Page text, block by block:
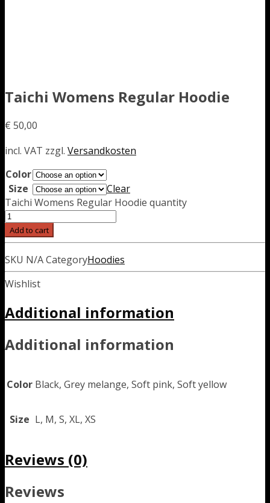
Taichi Womens Regular Hoodie
€ 50,00
incl. VAT zzgl. Versandkosten
Color
Size
Clear
Taichi Womens Regular Hoodie quantity
Add to cart
SKU N/ACategoryHoodies
Wishlist
Additional information
Additional information
Color Black, Grey melange, Soft pink, Soft yellow
Size L, M, S, XL, XS
Reviews (0)
Reviews